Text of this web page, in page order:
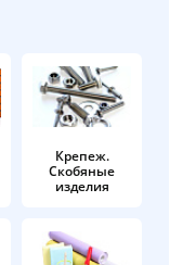
Крепеж.
Скобяные
изделия